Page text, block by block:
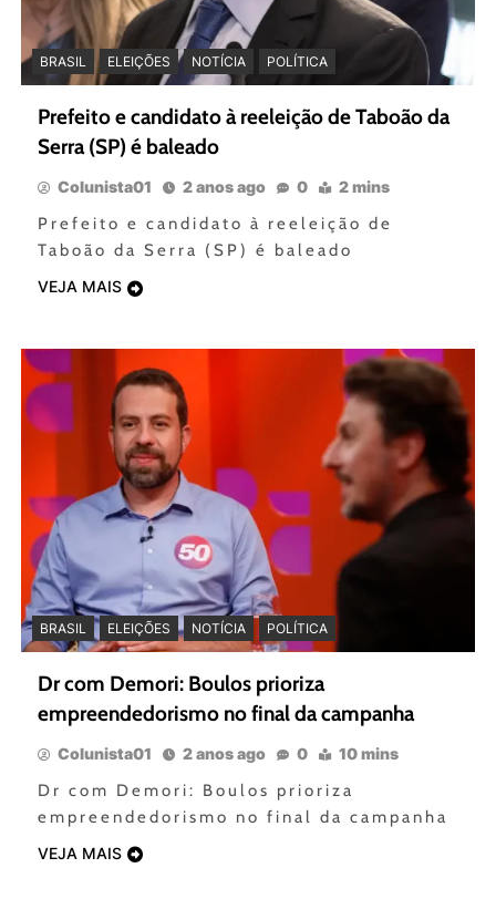
BRASIL ELEIÇÕES NOTÍCIA POLÍTICA
Prefeito e candidato à reeleição de Taboão da
Serra (SP) é baleado
Colunista01 2 anos ago 0 2 mins
Prefeito e candidato à reeleição de
Taboão da Serra (SP) é baleado
VEJA MAIS
BRASIL ELEIÇÕES NOTÍCIA POLÍTICA
Dr com Demori: Boulos prioriza
empreendedorismo no final da campanha
Colunista01 2 anos ago 0 10 mins
Dr com Demori: Boulos prioriza
empreendedorismo no final da campanha
VEJA MAIS